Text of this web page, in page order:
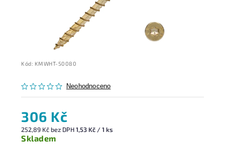
Kód: KMWHT-50080
Neohodnoceno
306 Kč
252,89 Kč bez DPH1,53 Kč / 1 ks
Skladem